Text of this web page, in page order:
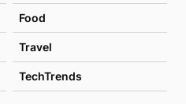
Food
Travel
TechTrends